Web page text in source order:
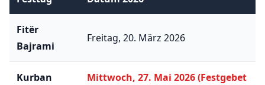
Fitër
Bajrami
Freitag, 20. März 2026
Kurban
Mittwoch, 27. Mai 2026 (Festgebet